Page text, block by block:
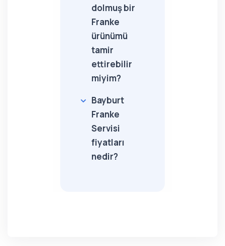
dolmuş bir
Franke
ürünümü
tamir
ettirebilir
miyim?
Bayburt
Franke
Servisi
fiyatları
nedir?